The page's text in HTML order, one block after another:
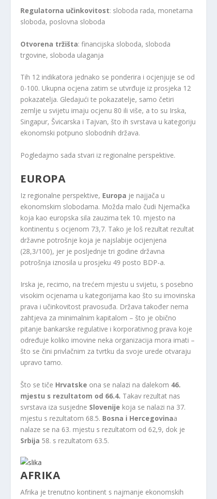
Regulatorna učinkovitost: sloboda rada, monetarna
sloboda, poslovna sloboda
Otvorena tržišta: financijska sloboda, sloboda
trgovine, sloboda ulaganja
Tih 12 indikatora jednako se ponderira i ocjenjuje se od
0-100. Ukupna ocjena zatim se utvrđuje iz prosjeka 12
pokazatelja. Gledajući te pokazatelje, samo četiri
zemlje u svijetu imaju ocjenu 80 ili više, a to su Irska,
Singapur, Švicarska i Tajvan, što ih svrstava u kategoriju
ekonomski potpuno slobodnih država.
Pogledajmo sada stvari iz regionalne perspektive.
EUROPA
Iz regionalne perspektive, Europa je najjača u
ekonomskim slobodama. Možda malo čudi Njemačka
koja kao europska sila zauzima tek 10. mjesto na
kontinentu s ocjenom 73,7. Tako je loš rezultat rezultat
državne potrošnje koja je najslabije ocijenjena
(28,3/100), jer je posljednje tri godine državna
potrošnja iznosila u prosjeku 49 posto BDP-a.
Irska je, recimo, na trećem mjestu u svijetu, s posebno
visokim ocjenama u kategorijama kao što su imovinska
prava i učinkovitost pravosuđa. Država također nema
zahtjeva za minimalnim kapitalom – što je obično
pitanje bankarske regulative i korporativnog prava koje
određuje koliko imovine neka organizacija mora imati –
što se čini privlačnim za tvrtku da svoje urede otvaraju
upravo tamo.
Što se tiče Hrvatske ona se nalazi na dalekom 46. ​​
mjestu s rezultatom od 66.4. Takav rezultat nas
svrstava iza susjedne Slovenije koja se nalazi na 37.
mjestu s rezultatom 68.5. Bosna i Hercegovinaa
nalaze se na 63. mjestu s rezultatom od 62,9, dok je
Srbija 58. s rezultatom 63.5.
AFRIKA
Afrika je trenutno kontinent s najmanje ekonomskih